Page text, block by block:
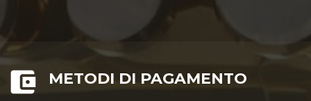
METODI DI PAGAMENTO